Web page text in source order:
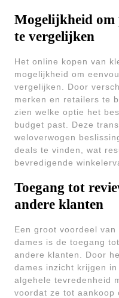
Mogelijkheid om
te vergelijken
Het online kopen van
mogelijkheid om
vergelijken. Door
merken en retailers te
zien welke optie het
budget past. Deze
weloverwogen
deals te vinden, wat
bevredigende
Toegang tot
andere klanten
Een groot voordeel
dames is de toegang
andere klanten. Door
dames inzicht krijgen
algehele tevredenheid
voordat ze tot aankoop